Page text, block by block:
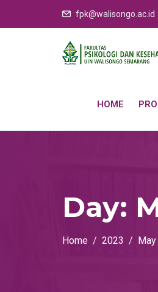
fpk@walisongo.ac.id
HOME
Day:
Home 2023 May